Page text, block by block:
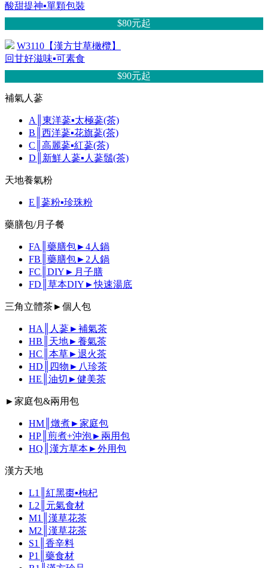
酸甜提神▪單顆包裝
$80元起
W3110【漢方甘草橄欖】
回甘好滋味▪可素食
$90元起
補氣人蔘
A║東洋蔘▪太極蔘(茶)
B║西洋蔘▪花旗蔘(茶)
C║高麗蔘▪紅蔘(茶)
D║新鮮人蔘▪人蔘鬚(茶)
天地養氣粉
E║蔘粉▪珍珠粉
藥膳包/月子餐
FA║藥膳包►4人鍋
FB║藥膳包►2人鍋
FC║DIY►月子膳
FD║草本DIY►快速湯底
三角立體茶►個人包
HA║人蔘►補氣茶
HB║天地►養氣茶
HC║本草►退火茶
HD║四物►八珍茶
HE║油切►健美茶
►家庭包&兩用包
HM║燉煮►家庭包
HP║煎煮+沖泡►兩用包
HQ║漢方草本►外用包
漢方天地
L1║紅黑棗▪枸杞
L2║元氣食材
M1║漢草花茶
M2║漢草花茶
S1║香辛料
P1║藥食材